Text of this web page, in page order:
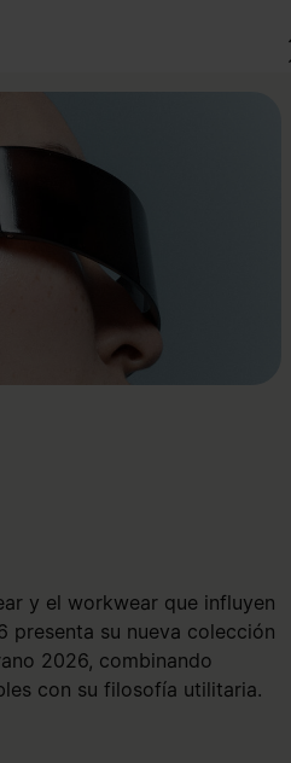
y el workwear que influyen
presenta su nueva colección
2026, combinando
con su filosofía utilitaria.